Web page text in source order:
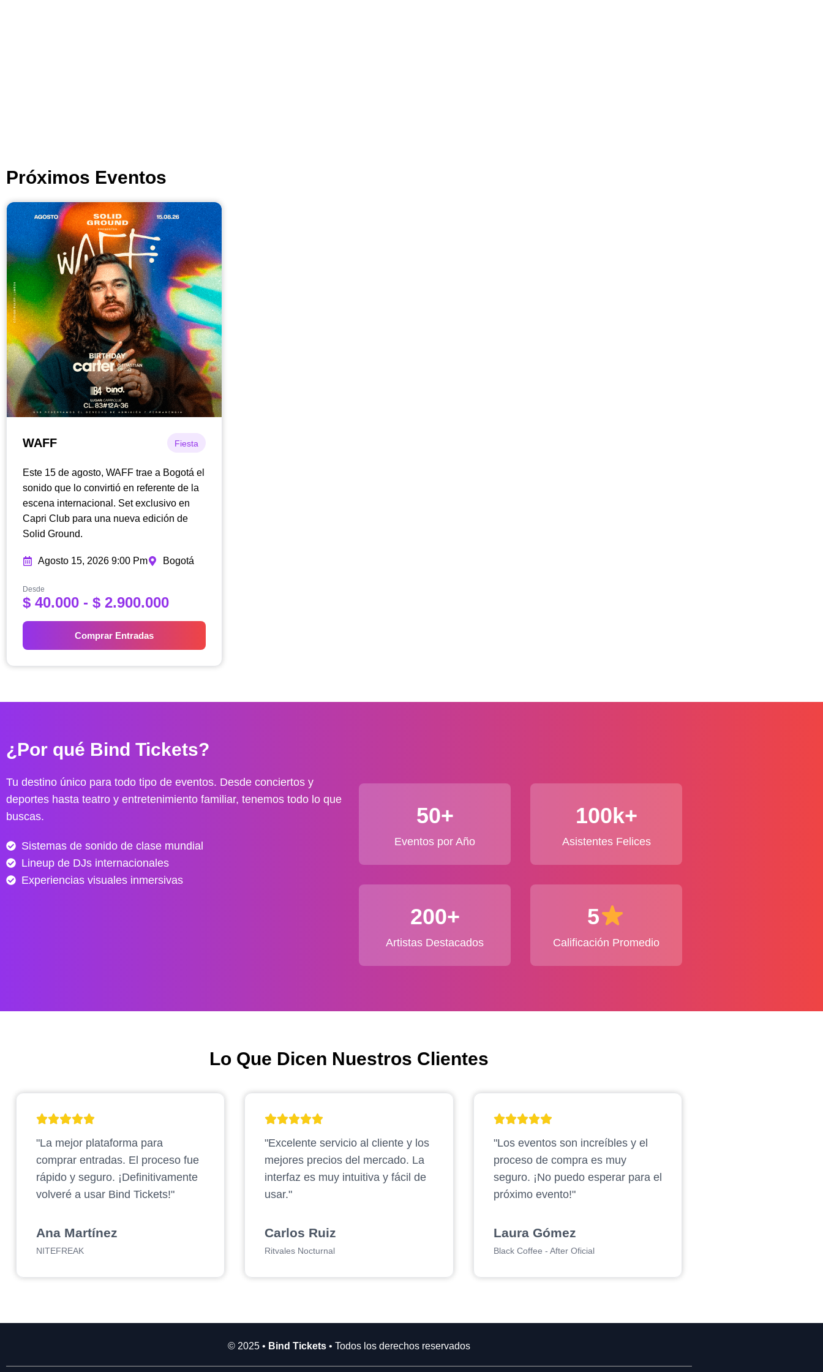
Próximos Eventos
WAFF Fiesta
Este 15 de agosto, WAFF trae a Bogotá el
sonido que lo convirtió en referente de la
escena internacional. Set exclusivo en
Capri Club para una nueva edición de
Solid Ground.
Agosto 15, 2026 9:00 Pm Bogotá
Desde
$ 40.000 - $ 2.900.000R
g
p
c
o
s
:
s
d
e
h
0
0
.
Comprar Entradas
¿Por qué Bind Tickets?
Tu destino único para todo tipo de eventos. Desde conciertos y
deportes hasta teatro y entretenimiento familiar, tenemos todo lo que
buscas.
Sistemas de sonido de clase mundial
Lineup de DJs internacionales
Experiencias visuales inmersivas
50+
Eventos por Año
100k+
Asistentes Felices
200+
Artistas Destacados
5
Calificación Promedio
Lo Que Dicen Nuestros Clientes
"La mejor plataforma para
comprar entradas. El proceso fue
rápido y seguro. ¡Definitivamente
volveré a usar Bind Tickets!"
Ana Martínez
NITEFREAK
"Excelente servicio al cliente y los
mejores precios del mercado. La
interfaz es muy intuitiva y fácil de
usar."
Carlos Ruiz
Ritvales Nocturnal
"Los eventos son increíbles y el
proceso de compra es muy
seguro. ¡No puedo esperar para el
próximo evento!"
Laura Gómez
Black Coffee - After Oficial
© 2025 • Bind Tickets • Todos los derechos reservados